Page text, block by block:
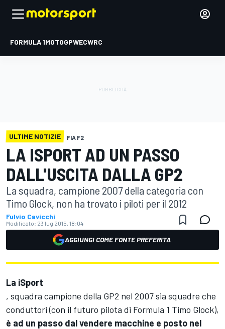
FORMULA 1MOTOGPWECWRC
ULTIME NOTIZIE FIA F2
LA ISPORT AD UN PASSO
DALL'USCITA DALLA GP2
La squadra, campione 2007 della categoria con
Timo Glock, non ha trovato i piloti per il 2012
Fulvio Cavicchi
Modificato: 23 lug 2015, 18:04
AGGIUNGI COME FONTE PREFERITA
La iSport
, squadra campione della GP2 nel 2007 sia squadre che
conduttori (con il futuro pilota di Formula 1 Timo Glock),
è ad un passo dal vendere macchine e posto nel